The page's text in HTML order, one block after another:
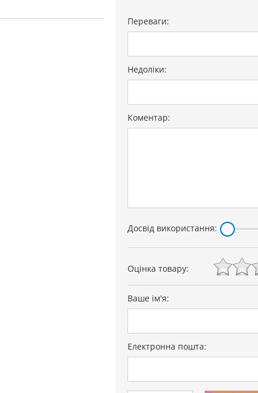
Переваги:
Недоліки:
Коментар:
Досвід використання:
Оцінка товару:
Ваше ім'я:
Електронна пошта: